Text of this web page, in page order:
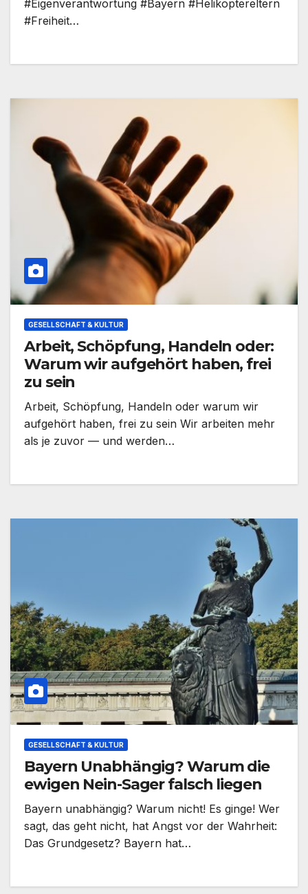
#Eigenverantwortung #Bayern #Helikoptereltern
#Freiheit…
GESELLSCHAFT & KULTUR
Arbeit, Schöpfung, Handeln oder:
Warum wir aufgehört haben, frei
zu sein
Arbeit, Schöpfung, Handeln oder warum wir
aufgehört haben, frei zu sein Wir arbeiten mehr
als je zuvor — und werden…
GESELLSCHAFT & KULTUR
Bayern Unabhängig? Warum die
ewigen Nein-Sager falsch liegen
Bayern unabhängig? Warum nicht! Es ginge! Wer
sagt, das geht nicht, hat Angst vor der Wahrheit:
Das Grundgesetz? Bayern hat…